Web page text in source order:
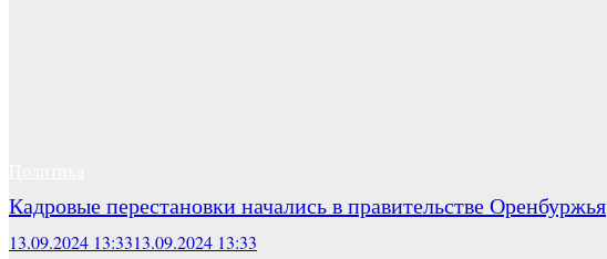
Кадровые перестановки начались в правительстве Оренбуржья
13.09.2024 13:3313.09.2024 13:33